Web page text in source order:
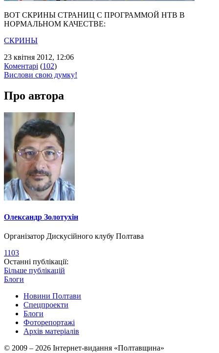
ВОТ СКРИНЫ СТРАНИЦ С ПРОГРАММОЙ НТВ В
НОРМАЛЬНОМ КАЧЕСТВЕ:
СКРИНЫ
23 квітня 2012, 12:06
Коментарі (102)
Вислови свою думку!
Про автора
Олександр Золотухін
Організатор Дискусійного клубу Полтава
1103
Останні публікації:
Більше публікацій
Блоги
Новини Полтави
Спецпроекти
Блоги
Фоторепортажі
Архів матеріалів
© 2009 – 2026 Інтернет-видання «Полтавщина»